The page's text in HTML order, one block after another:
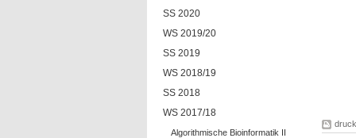
SS 2020
WS 2019/20
SS 2019
WS 2018/19
SS 2018
WS 2017/18
Algorithmische Bioinformatik II